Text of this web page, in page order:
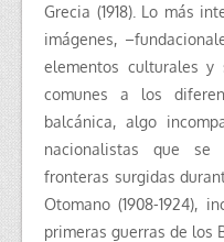
Grecia (1918). Lo más
imágenes,
elementos culturales y
comunes a los
balcánica, algo
nacionalistas que se
fronteras surgidas
Otomano (1908-1924),
primeras guerras de los